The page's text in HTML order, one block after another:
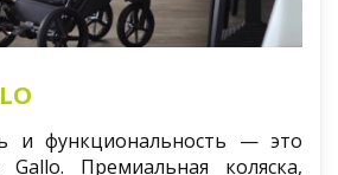
и функциональность — это
Премиальная коляска,